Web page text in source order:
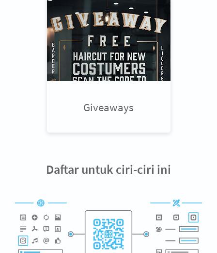
Giveaways
Daftar untuk ciri-ciri ini